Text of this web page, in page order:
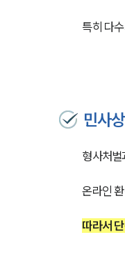
특히 다
민사
형사처
온라인
따라서